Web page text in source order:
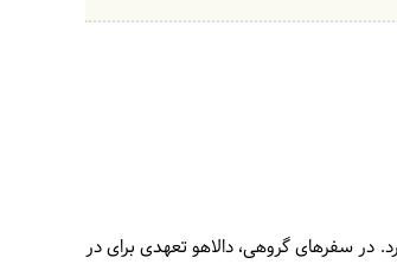
در سفرهای گروهی، دالاهو تعهدی برای در